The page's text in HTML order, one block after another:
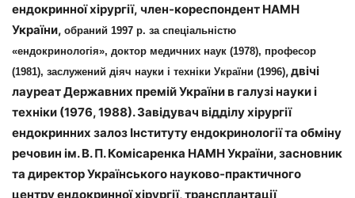
ендокринної хірургії, член-кореспондент НАМН
України, обраний 1997 р. за спеціальністю
«ендокринологія», доктор медичних наук (1978), професор
(1981), заслужений діяч науки і техніки України (1996), двічі
лауреат Державних премій України в галузі науки і
техніки (1976, 1988). Завідувач відділу хірургії
ендокринних залоз Інституту ендокринології та обміну
речовин ім. В. П. Комісаренка НАМН України, засновник
та директор Українського науково-практичного
центру ендокринної хірургії, трансплантації